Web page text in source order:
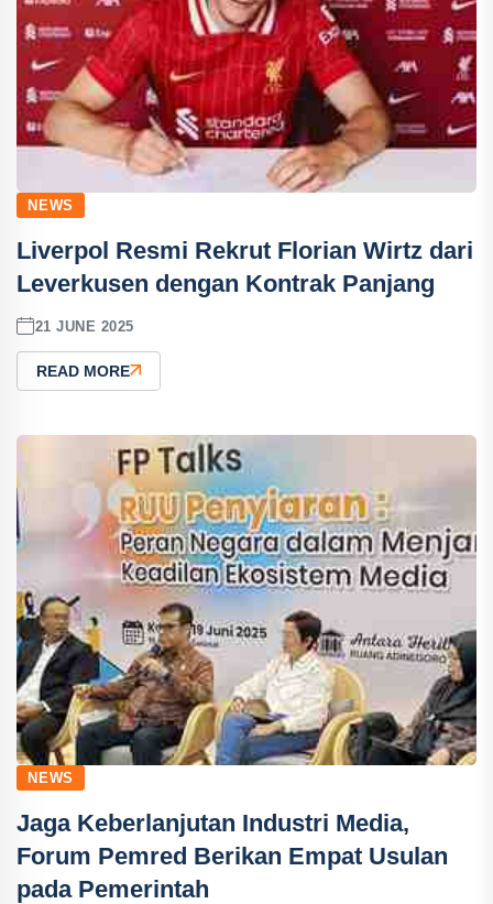
NEWS
Liverpol Resmi Rekrut Florian Wirtz dari
Leverkusen dengan Kontrak Panjang
21 JUNE 2025
READ MORE
NEWS
Jaga Keberlanjutan Industri Media,
Forum Pemred Berikan Empat Usulan
pada Pemerintah